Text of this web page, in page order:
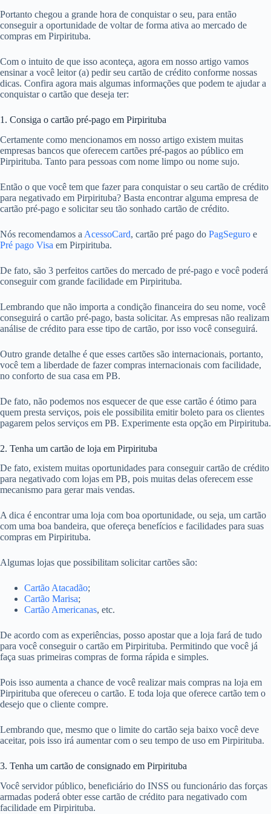
Portanto chegou a grande hora de conquistar o seu, para então
conseguir a oportunidade de voltar de forma ativa ao mercado de
compras em Pirpirituba.
Com o intuito de que isso aconteça, agora em nosso artigo vamos
ensinar a você leitor (a) pedir seu cartão de crédito conforme nossas
dicas. Confira agora mais algumas informações que podem te ajudar a
conquistar o cartão que deseja ter:
1. Consiga o cartão pré-pago em Pirpirituba
Certamente como mencionamos em nosso artigo existem muitas
empresas bancos que oferecem cartões pré-pagos ao público em
Pirpirituba. Tanto para pessoas com nome limpo ou nome sujo.
Então o que você tem que fazer para conquistar o seu cartão de crédito
para negativado em Pirpirituba? Basta encontrar alguma empresa de
cartão pré-pago e solicitar seu tão sonhado cartão de crédito.
Nós recomendamos a AcessoCard, cartão pré pago do PagSeguro e
Pré pago Visa em Pirpirituba.
De fato, são 3 perfeitos cartões do mercado de pré-pago e você poderá
conseguir com grande facilidade em Pirpirituba.
Lembrando que não importa a condição financeira do seu nome, você
conseguirá o cartão pré-pago, basta solicitar. As empresas não realizam
análise de crédito para esse tipo de cartão, por isso você conseguirá.
Outro grande detalhe é que esses cartões são internacionais, portanto,
você tem a liberdade de fazer compras internacionais com facilidade,
no conforto de sua casa em PB.
De fato, não podemos nos esquecer de que esse cartão é ótimo para
quem presta serviços, pois ele possibilita emitir boleto para os clientes
pagarem pelos serviços em PB. Experimente esta opção em Pirpirituba.
2. Tenha um cartão de loja em Pirpirituba
De fato, existem muitas oportunidades para conseguir cartão de crédito
para negativado com lojas em PB, pois muitas delas oferecem esse
mecanismo para gerar mais vendas.
A dica é encontrar uma loja com boa oportunidade, ou seja, um cartão
com uma boa bandeira, que ofereça benefícios e facilidades para suas
compras em Pirpirituba.
Algumas lojas que possibilitam solicitar cartões são:
Cartão Atacadão;
Cartão Marisa;
Cartão Americanas, etc.
De acordo com as experiências, posso apostar que a loja fará de tudo
para você conseguir o cartão em Pirpirituba. Permitindo que você já
faça suas primeiras compras de forma rápida e simples.
Pois isso aumenta a chance de você realizar mais compras na loja em
Pirpirituba que ofereceu o cartão. E toda loja que oferece cartão tem o
desejo que o cliente compre.
Lembrando que, mesmo que o limite do cartão seja baixo você deve
aceitar, pois isso irá aumentar com o seu tempo de uso em Pirpirituba.
3. Tenha um cartão de consignado em Pirpirituba
Você servidor público, beneficiário do INSS ou funcionário das forças
armadas poderá obter esse cartão de crédito para negativado com
facilidade em Pirpirituba.